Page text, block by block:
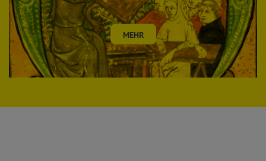
MEHR